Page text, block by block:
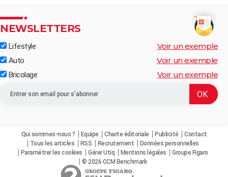
NEWSLETTERS
Lifestyle Voir un exemple
Auto Voir un exemple
Bricolage Voir un exemple
Qui sommes-nous ? Equipe Charte éditoriale Publicité
Contact
Tous les articles
RSS Recrutement
Données personnelles
Paramétrer les cookies
Gérer Utiq Mentions légales
Groupe Figaro
© 2026 CCM Benchmark